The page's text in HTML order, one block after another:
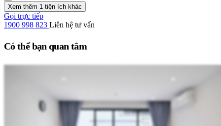
Xem thêm 1 tiện ích khác
Gọi trực tiếp
1900 998 823 Liên hệ tư vấn
Có thể bạn quan tâm